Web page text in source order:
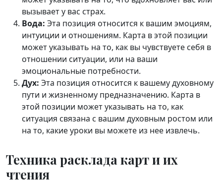
вызывает у вас страх.
Вода: Эта позиция относится к вашим эмоциям,
интуиции и отношениям. Карта в этой позиции
может указывать на то, как вы чувствуете себя в
отношении ситуации, или на ваши
эмоциональные потребности.
Дух: Эта позиция относится к вашему духовному
пути и жизненному предназначению. Карта в
этой позиции может указывать на то, как
ситуация связана с вашим духовным ростом или
на то, какие уроки вы можете из нее извлечь.
Техника расклада карт и их
чтения